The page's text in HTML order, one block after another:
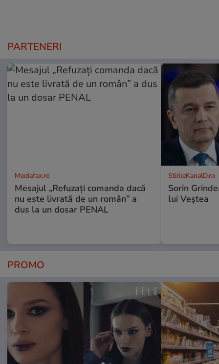
PARTENERI
Mediafax.ro
Mesajul „Refuzați comanda dacă
nu este livrată de un român” a
dus la un dosar PENAL
StirileKanalD.ro
Sorin
lui Veștea
PROMO